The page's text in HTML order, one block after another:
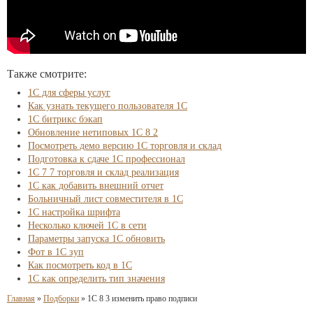
Также смотрите:
1С для сферы услуг
Как узнать текущего пользователя 1С
1С битрикс бэкап
Обновление нетиповых 1С 8 2
Посмотреть демо версию 1С торговля и склад
Подготовка к сдаче 1С профессионал
1С 7 7 торговля и склад реализация
1С как добавить внешний отчет
Больничный лист совместителя в 1С
1С настройка шрифта
Несколько ключей 1С в сети
Параметры запуска 1С обновить
Фот в 1С зуп
Как посмотреть код в 1С
1С как определить тип значения
Главная » Подборки » 1С 8 3 изменить право подписи